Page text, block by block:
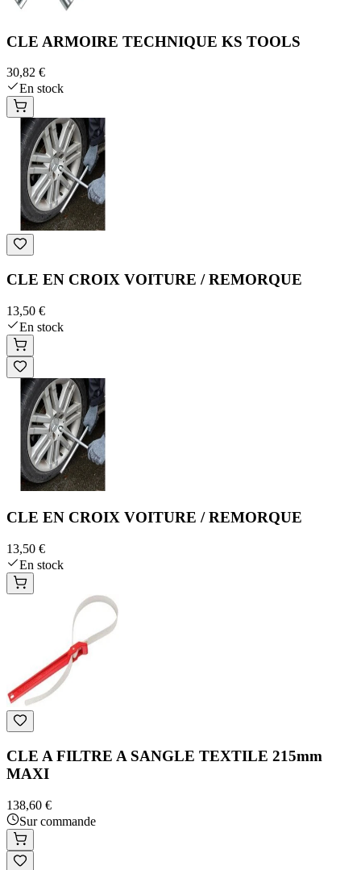
CLE ARMOIRE TECHNIQUE KS TOOLS
30,82 €
En stock
CLE EN CROIX VOITURE / REMORQUE
13,50 €
En stock
CLE EN CROIX VOITURE / REMORQUE
13,50 €
En stock
CLE A FILTRE A SANGLE TEXTILE 215mm
MAXI
138,60 €
Sur commande